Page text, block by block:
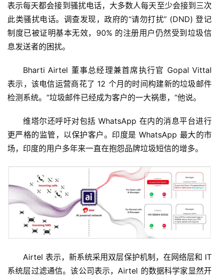
表示每天都会接到骚扰电话，大多数人每天至少会接到三次
此类骚扰电话。调查发现，政府的“请勿打扰” (DND) 登记
制度已被证明基本无效，90% 的注册用户仍然受到垃圾信
息发送者的困扰。
Bharti Airtel 董事总经理兼首席执行官 Gopal Vittal
表示，该电信运营商花了 12 个月的时间构建新的垃圾邮件
检测系统。“垃圾邮件已经成为客户的一大祸患，”他说。
维塔尔还呼吁对包括 WhatsApp 在内的消息平台进行
更严格的监管，以保护客户。印度是 WhatsApp 最大的市
场，印度的用户多年来一直在抱怨品牌垃圾短信的增多。
Airtel 表示，新系统采用双层保护机制，在网络层和 IT
系统层过滤通信。该公司表示，Airtel 的数据科学家显然开